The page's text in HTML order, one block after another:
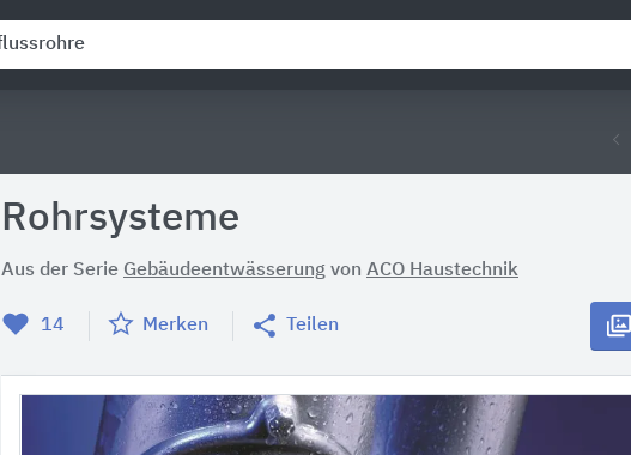
Rohrsysteme
Aus der Serie Gebäudeentwässerung von ACO Haustechnik
14 Merken Teilen